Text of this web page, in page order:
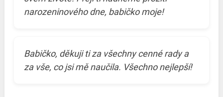
narozeninového dne, babičko moje!
Babičko, děkuji ti za všechny cenné rady a
za vše, co jsi mě naučila. Všechno nejlepší!